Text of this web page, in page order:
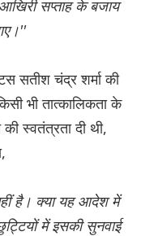
सप्ताह के बजाय
सतीश चंद्र शर्मा की
भी तात्कालिकता के
स्वतंत्रता दी थी,
है। क्या यह आदेश में
में इसकी सुनवाई